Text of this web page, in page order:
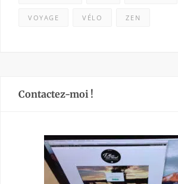
VOYAGE VÉLO ZEN
Contactez-moi !